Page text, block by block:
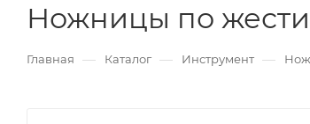
Ножницы по
Главная — Каталог — Инструмент —